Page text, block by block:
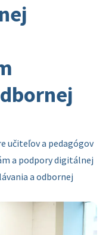
učiteľov a pedagógov
a podpory digitálnej
a odbornej